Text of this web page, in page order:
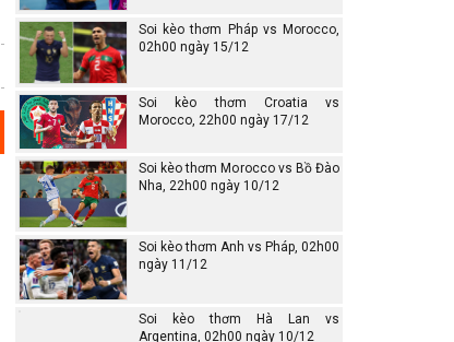
18
Ipswich
19
Wolves 17
20
Southampton
Soi kèo thơm Pháp vs Morocco,
02h00 ngày 15/12
Soi kèo thơm Croatia vs
Morocco, 22h00 ngày 17/12
Soi kèo thơm Morocco vs Bồ Đào
Nha, 22h00 ngày 10/12
Soi kèo thơm Anh vs Pháp, 02h00
ngày 11/12
Soi kèo thơm Hà Lan vs
Argentina, 02h00 ngày 10/12